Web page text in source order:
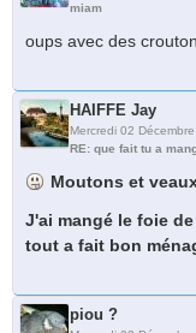
miam
oups avec des
HAIFFE Jay
Mercredi 02
RE: que fait tu a
Moutons et
J'ai mangé le foie
tout a fait bon
piou ?